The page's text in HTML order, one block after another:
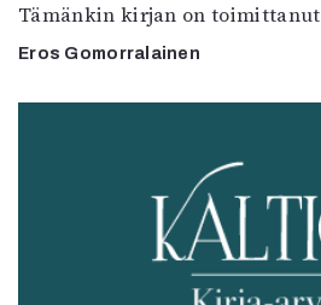
Tämänkin kirjan on toimittanut
Eros Gomorralainen